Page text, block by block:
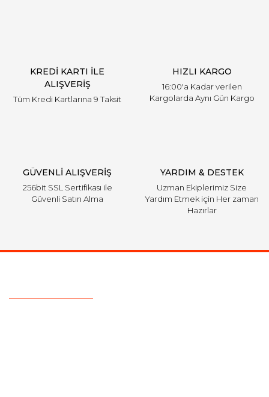
KREDİ KARTI İLE
ALIŞVERİŞ
Tüm Kredi Kartlarına 9 Taksit
HIZLI KARGO
16:00'a Kadar verilen
Kargolarda Aynı Gün Kargo
GÜVENLİ ALIŞVERİŞ
256bit SSL Sertifikası ile
Güvenli Satın Alma
YARDIM & DESTEK
Uzman Ekiplerimiz Size
Yardım Etmek için Her zaman
Hazırlar